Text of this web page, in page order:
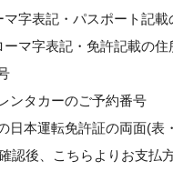
マ字表記・パスポート記
ーマ字表記・免許記載の
ンタカーのご予約番号
日本運転免許証の両面(表
認後、こちらよりお支払